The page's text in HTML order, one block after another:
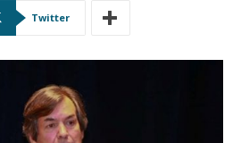
Twitter